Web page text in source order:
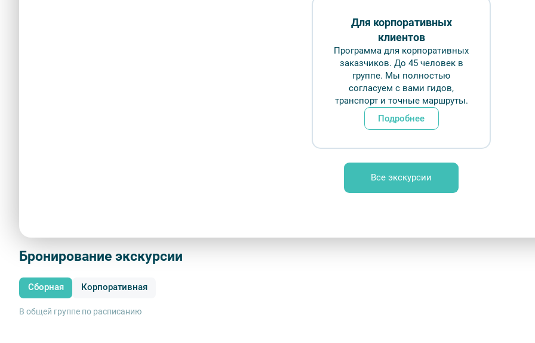
Для корпоративных
клиентов
Программа для корпоративных
заказчиков. До 45 человек в
группе. Мы полностью
согласуем с вами гидов,
транспорт и точные маршруты.
Подробнее
Все экскурсии
FAQ
Александровским парком, где находятся макет города в миниатюре и памятник архитекторам Петербурга,
, маршрут проходит вокруг крепости.
Бронирование экскурсии
Сборная Корпоративная
В общей группе по расписанию